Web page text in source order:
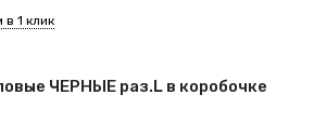
ЧЕРНЫЕ раз.L в коробочке
в 1 клик